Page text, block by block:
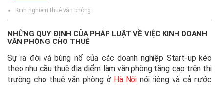
Kinh nghiệm thuê văn phòng
NHỮNG QUY ĐỊNH CỦA PHÁP LUẬT VỀ VIỆC KINH DOANH
VĂN PHÒNG CHO THUÊ
Sự ra đời và bùng nổ của các doanh nghiệp Start-up kéo
theo nhu cầu thuê địa điểm làm văn phòng tăng cao trên thị
trường cho thuê văn phòng ở Hà Nội nói riêng và cả nước